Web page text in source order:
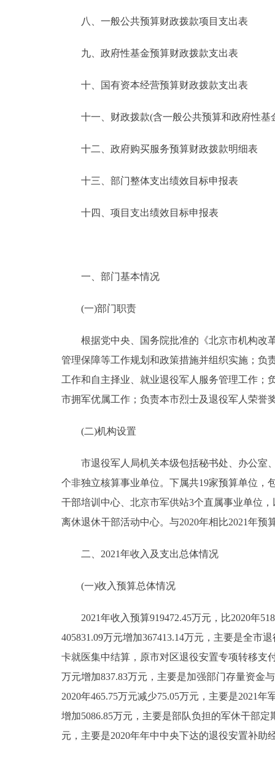
八、一般公共预算财政拨款项目支出表
九、政府性基金预算财政拨款支出表
十、国有资本经营预算财政拨款支出表
十一、财政拨款(含一般公共预算和政府性基
十二、政府购买服务预算财政拨款明细表
十三、部门整体支出绩效目标申报表
十四、项目支出绩效目标申报表
一、部门基本情况
(一)部门职责
根据党中央、国务院批准的《北京市机构改革
管理保障等工作规划和政策措施并组织实施；负
工作和自主择业、就业退役军人服务管理工作；
市拥军优属工作；负责本市烈士及退役军人荣誉
(二)机构设置
市退役军人局机关本级包括秘书处、办公室、
个非独立核算事业单位。下属共19家预算单位，
干部培训中心、北京市军供站3个直属事业单位
离休退休干部活动中心。与2020年相比2021年
二、2021年收入及支出总体情况
(一)收入预算总体情况
2021年收入预算919472.45万元，比2020年
405831.09万元增加367413.14万元，主要是全
卡就医集中结算，原市对区退役安置专项转移支
万元增加837.83万元，主要是加强部门存量资金
2020年465.75万元减少75.05万元，主要是2021
增加5086.85万元，主要是部队负担的军休干部定
元，主要是2020年年中中央下达的退役安置补助